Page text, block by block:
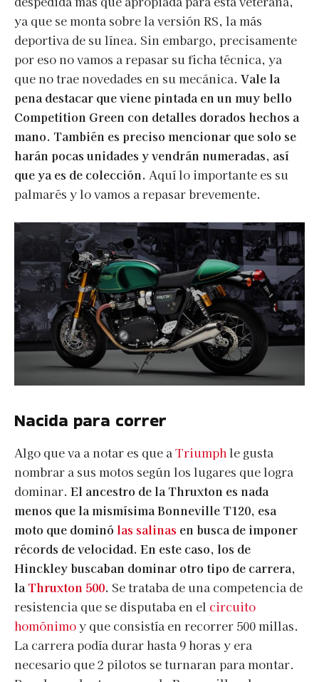
ya que se monta sobre la versión RS, la más
deportiva de su línea. Sin embargo, precisamente
por eso no vamos a repasar su ficha técnica, ya
que no trae novedades en su mecánica. Vale la
pena destacar que viene pintada en un muy bello
Competition Green con detalles dorados hechos a
mano. También es preciso mencionar que solo se
harán pocas unidades y vendrán numeradas, así
que ya es de colección. Aquí lo importante es su
palmarés y lo vamos a repasar brevemente.
Nacida para correr
Algo que va a notar es que aTriumphle gusta
nombrar a sus motos según los lugares que logra
dominar. El ancestro de la Thruxton es nada
menos que la mismísima Bonneville T120, esa
moto que dominó las salinas en busca de imponer
récords de velocidad. En este caso, los de
Hinckley buscaban dominar otro tipo de carrera,
laThruxton 500. Se trataba de una competencia de
resistencia que se disputaba en el circuito
homónimoy que consistía en recorrer 500 millas.
La carrera podía durar hasta 9 horas y era
necesario que 2 pilotos se turnaran para montar.